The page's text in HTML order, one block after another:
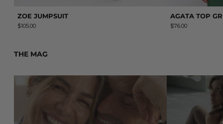
ZOE JUMPSUIT
$105.00
AGATA TOP
$76.00
THE MAG
Leer más: Cómo mantenerte enamorado de tu pareja
Leer más: